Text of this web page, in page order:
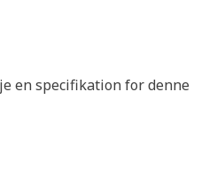
en specifikation for denne